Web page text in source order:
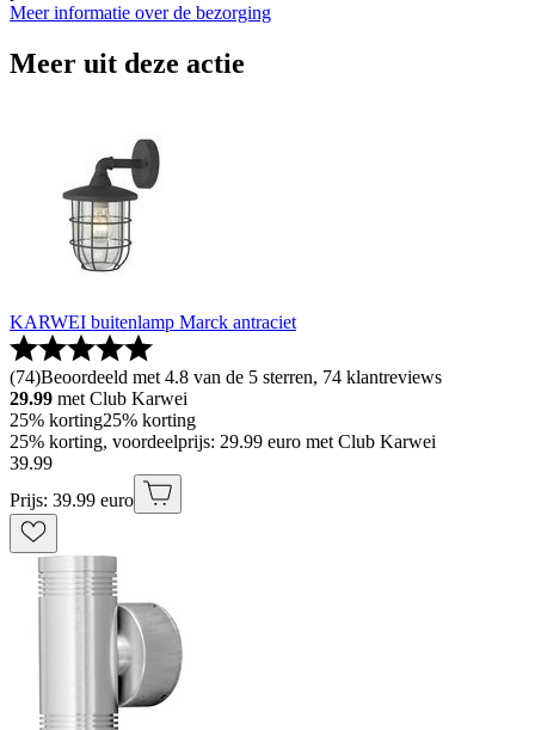
Meer informatie over de bezorging
Meer uit deze actie
KARWEI buitenlamp Marck antraciet
(74)Beoordeeld met 4.8 van de 5 sterren, 74 klantreviews
29.99 met Club Karwei
25% korting25% korting
25% korting, voordeelprijs: 29.99 euro met Club Karwei
39.99
Prijs: 39.99 euro